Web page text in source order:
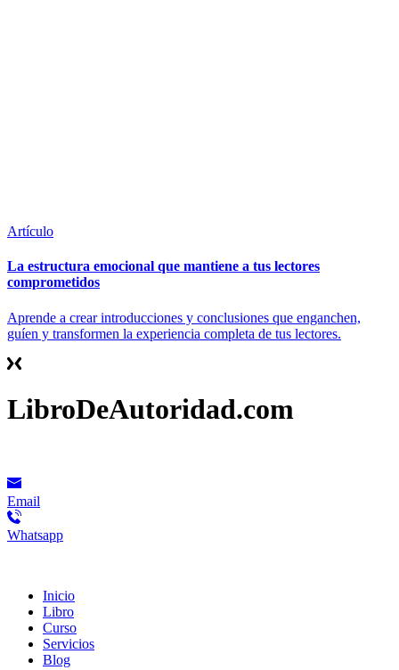
Artículo
La estructura emocional que mantiene a tus lectores
comprometidos
Aprende a crear introducciones y conclusiones que enganchen,
guíen y transformen la experiencia completa de tus lectores.
LibroDeAutoridad.com
Email
Whatsapp
Inicio
Libro
Curso
Servicios
Blog